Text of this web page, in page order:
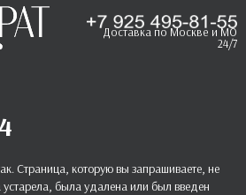
Доставка по Москве и МО
24/7
Страница, которую вы запрашиваете, не
была удалена или был введен